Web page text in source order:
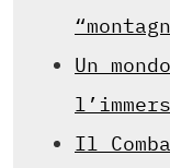
Un
Il